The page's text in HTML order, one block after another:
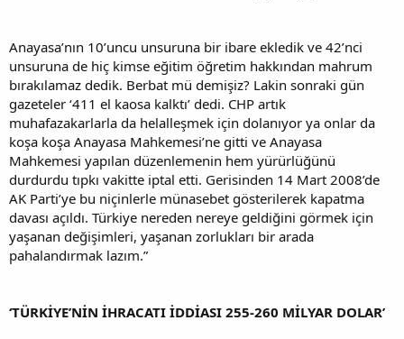
Anayasa’nın 10’uncu unsuruna bir ibare ekledik ve 42’nci
unsuruna de hiç kimse eğitim öğretim hakkından mahrum
bırakılamaz dedik. Berbat mü demişiz? Lakin sonraki gün
gazeteler ‘411 el kaosa kalktı’ dedi. CHP artık
muhafazakarlarla da helalleşmek için dolanıyor ya onlar da
koşa koşa Anayasa Mahkemesi’ne gitti ve Anayasa
Mahkemesi yapılan düzenlemenin hem yürürlüğünü
durdurdu tıpkı vakitte iptal etti. Gerisinden 14 Mart 2008’de
AK Parti’ye bu niçinlerle münasebet gösterilerek kapatma
davası açıldı. Türkiye nereden nereye geldiğini görmek için
yaşanan değişimleri, yaşanan zorlukları bir arada
pahalandırmak lazım.”
‘TÜRKİYE’NİN İHRACATI İDDİASI 255-260 MİLYAR DOLAR’